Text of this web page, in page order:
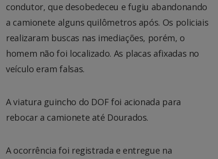
condutor, que desobedeceu e fugiu abandonando
a camionete alguns quilômetros após. Os policiais
realizaram buscas nas imediações, porém, o
homem não foi localizado. As placas afixadas no
veículo eram falsas.
A viatura guincho do DOF foi acionada para
rebocar a camionete até Dourados.
A ocorrência foi registrada e entregue na